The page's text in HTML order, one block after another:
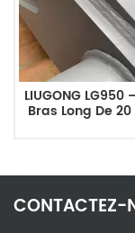
LIUGONG LG950
Bras Long De
CONTACTEZ-